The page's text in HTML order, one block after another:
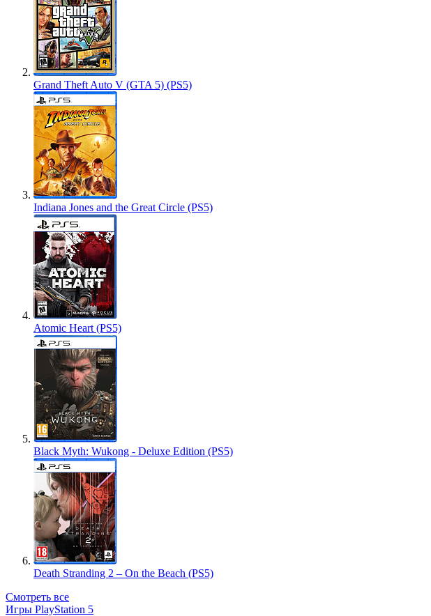
Grand Theft Auto V (GTA 5) (PS5)
Indiana Jones and the Great Circle (PS5)
Atomic Heart (PS5)
Black Myth: Wukong - Deluxe Edition (PS5)
Death Stranding 2 – On the Beach (PS5)
Смотреть все
Игры PlayStation 5